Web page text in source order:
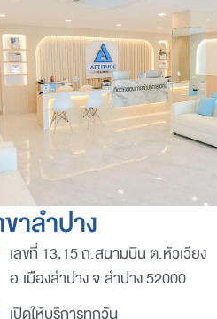
าลำปาง
เลขที่ 13,15 ถ.สนามบิน ต.หัวเวียง
อ.เมืองลำปาง จ.ลำปาง 52000
เปิดให้บริการทุกวัน